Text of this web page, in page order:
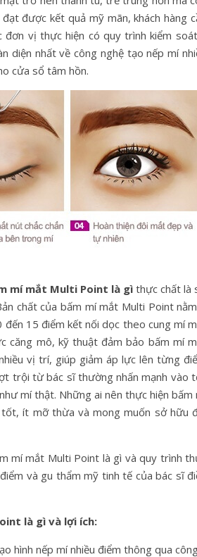
được kết quả mỹ mãn, khách hàng
vị thực hiện có quy trình kiểm
diện nhất về công nghệ tạo nếp mí
cửa sổ tâm hồn.
mí mắt Multi Point là gìthực chất là
chất của bấm mí mắt Multi Point
15 điểm kết nối dọc theo cung mí
căng mô, kỹ thuật đảm bảo bấm mí
vị trí, giúp giảm áp lực lên từng
trội từ bác sĩ thường nhấn mạnh vào
mí thật. Những ai nên thực hiện bấm
ít mỡ thừa và mong muốn sở hữu
mí mắt Multi Point là gì và quy trình
và gu thẩm mỹ tinh tế của bác sĩ
là gì và lợi ích:
hình nếp mí nhiều điểm thông qua